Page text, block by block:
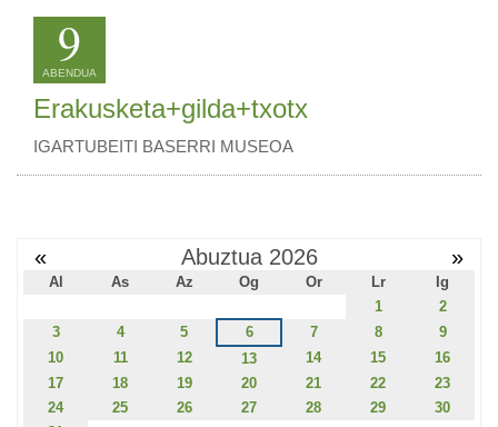
9
ABENDUA
Erakusketa+gilda+txotx
IGARTUBEITI BASERRI MUSEOA
« Abuztua 2026 »
Al As Az Og Or Lr
Ig
1
2
3
4 5 6 7 8
9
10
11 12 13 14 15
16
17
18 19 20 21 22
23
24
25 26 27 28 29
30